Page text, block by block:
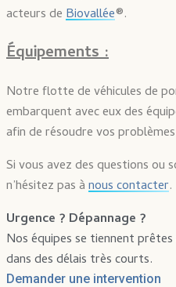
acteurs deBiovallée®.
Équipements :
Notre flotte de véhicules de
embarquent avec eux des
afin de résoudre vos
Si vous avez des questions ou
n’hésitez pas ànous contacter.
Urgence ? Dépannage ?
Nos équipes se tiennent
dans des délais très courts.
Demander une intervention